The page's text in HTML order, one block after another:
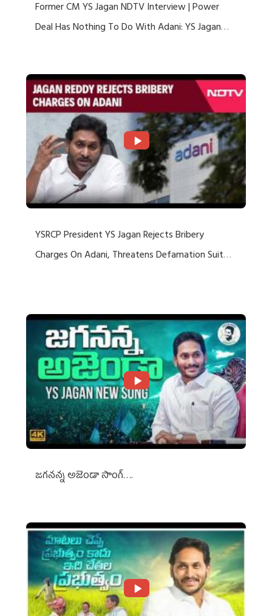
Former CM YS Jagan NDTV Interview | Power
Deal Has Nothing To Do With Adani: YS Jagan
YSRCP President YS Jagan Rejects Bribery
Charges On Adani, Threatens Defamation Suit
జగనన్న అజెండా సాంగ్….